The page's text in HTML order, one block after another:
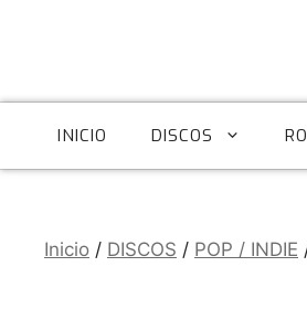
INICIO DISCOS
Inicio / DISCOS / POP / INDIE